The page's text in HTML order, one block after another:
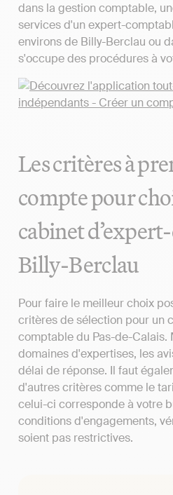
dans la gestion comptable,
services d'un expert-
environs de Billy-Berclau ou
s'occupe des procédures à
Les critères à
compte pour
cabinet
Billy-Berclau
Pour faire le meilleur choix
critères de sélection pour un
comptable du Pas-de-Calais.
domaines d'expertises, les
délai de réponse. Il faut
d'autres critères comme le
celui-ci corresponde à votre
conditions d'engagements,
soient pas restrictives.